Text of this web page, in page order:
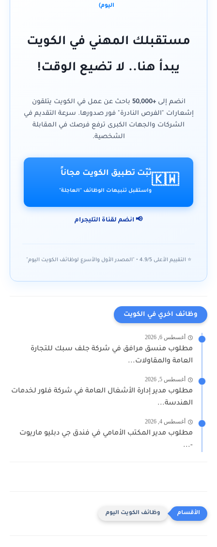
اليوم)
مستقبلك المهني في الكويت
يبدأ هنا.. لا تضيع الوقت!
انضم إلى+50,000
باحث عن عمل في الكويت يتلقون
إشعارات "الفرص النادرة" فور صدورها. سرعة التقديم في
الشركات والجهات الكبرى ترفع فرصك في المقابلة
الشخصية.
🇰🇼
ثبّت تطبيق الكويت مجاناً
واستقبل تنبيهات الوظائف "العاجلة"
📢 انضم لقناة التليجرام
⭐ التقييم الأعلى 4.9/5 • "المصدر الأول والأسرع لوظائف الكويت اليوم"
وظائف اخري في الكويت
أغسطس 6, 2026
مطلوب منسق مرافق في شركة جلف سبك للتجارة
العامة والمقاولات...
أغسطس 5, 2026
مطلوب مدير إدارة الأشغال العامة في شركة فلور لخدمات
الهندسة...
أغسطس 4, 2026
مطلوب مدير المكتب الأمامي في فندق جي دبليو ماريوت
-...
وظائف الكويت اليوم